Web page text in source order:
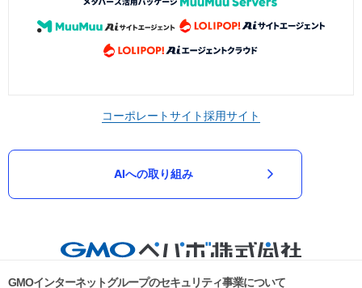
コーポレートサイト採用サイト
AIへの取り組み
GMOインターネットグループのセキュリティ事業について